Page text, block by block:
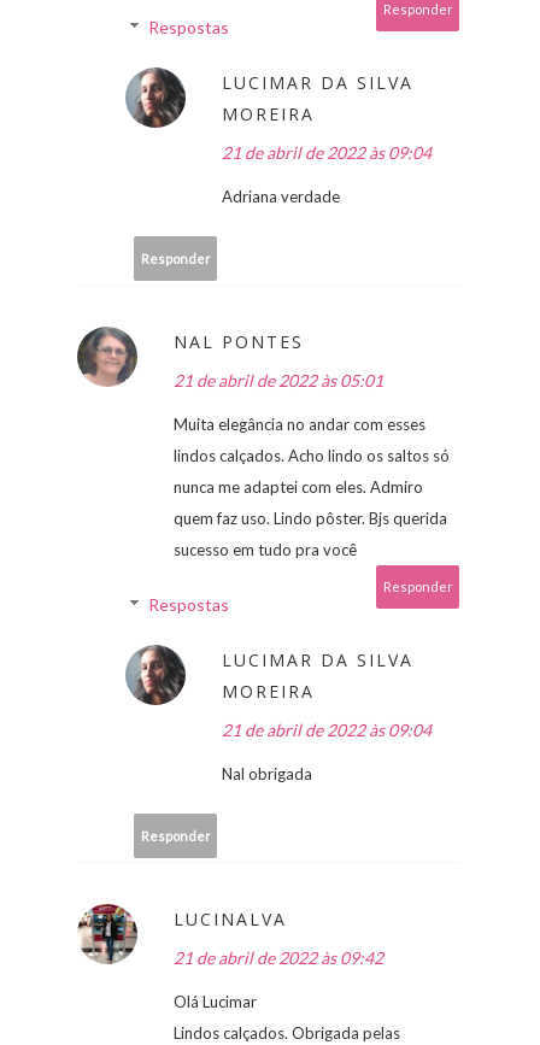
Responder
Respostas
LUCIMAR DA SILVA
MOREIRA
21 de abril de 2022 às 09:04
Adriana verdade
Responder
NAL PONTES
21 de abril de 2022 às 05:01
Muita elegância no andar com esses
lindos calçados. Acho lindo os saltos só
nunca me adaptei com eles. Admiro
quem faz uso. Lindo pôster. Bjs querida
sucesso em tudo pra você
Responder
Respostas
LUCIMAR DA SILVA
MOREIRA
21 de abril de 2022 às 09:04
Nal obrigada
Responder
LUCINALVA
21 de abril de 2022 às 09:42
Olá Lucimar
Lindos calçados. Obrigada pelas